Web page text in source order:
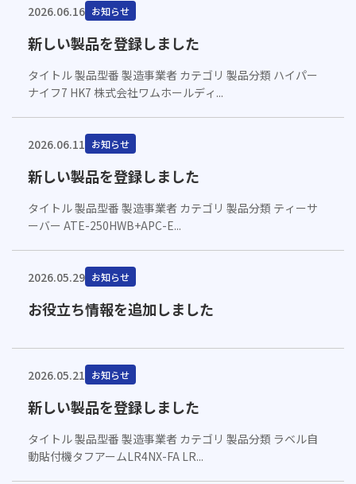
2026.06.16 お知らせ
新しい製品を登録しました
タイトル 製品型番 製造事業者 カテゴリ 製品分類 ハイパー
ナイフ7 HK7 株式会社ワムホールディ...
2026.06.11 お知らせ
新しい製品を登録しました
タイトル 製品型番 製造事業者 カテゴリ 製品分類 ティーサ
ーバー ATE-250HWB+APC-E...
2026.05.29 お知らせ
お役立ち情報を追加しました
2026.05.21 お知らせ
新しい製品を登録しました
タイトル 製品型番 製造事業者 カテゴリ 製品分類 ラベル自
動貼付機タフアームLR4NX-FA LR...